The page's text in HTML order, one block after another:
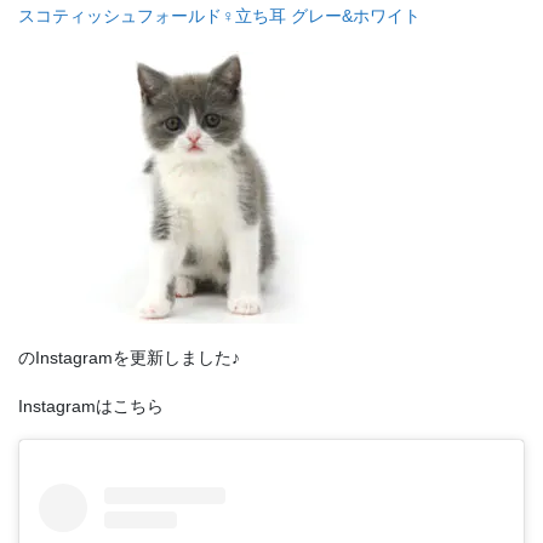
スコティッシュフォールド♀立ち耳 グレー&ホワイト
のInstagramを更新しました♪
Instagramはこちら